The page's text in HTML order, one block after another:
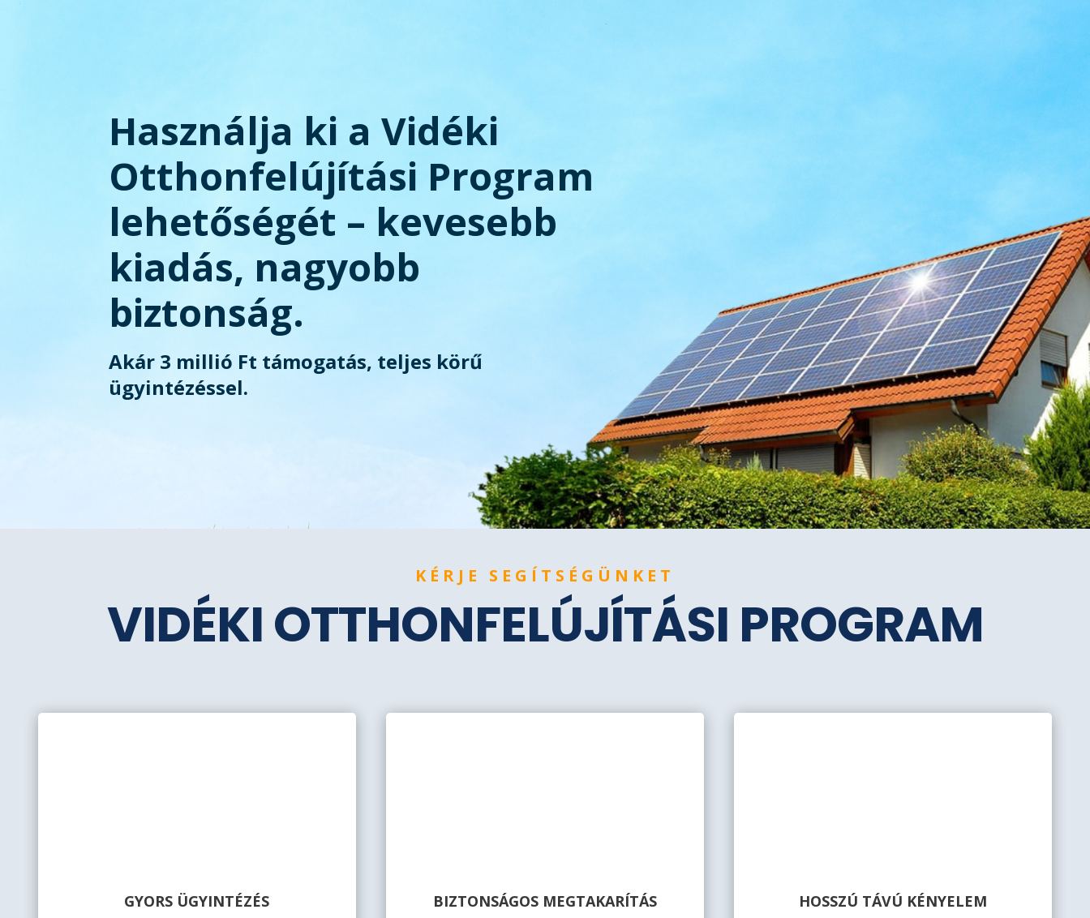
Használja ki a Vidéki
Otthonfelújítási Program
lehetőségét – kevesebb
kiadás, nagyobb
biztonság.
Akár 3 millió Ft támogatás, teljes körű
ügyintézéssel.
KÉRJE SEGÍTSÉGÜNKET
VIDÉKI OTTHONFELÚJÍTÁSI PROGRAM
GYORS ÜGYINTÉZÉS
BIZTONSÁGOS MEGTAKARÍTÁS
HOSSZÚ TÁVÚ KÉNYELEM